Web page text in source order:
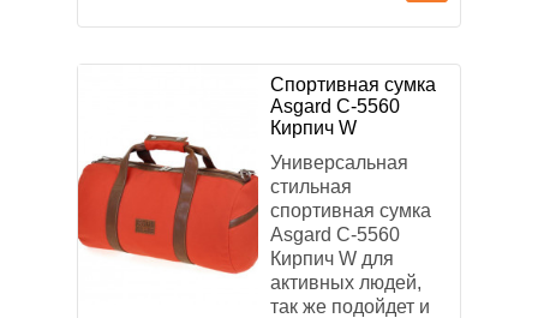
Спортивная сумка
Asgard С-5560
Кирпич W
Универсальная
стильная
спортивная сумка
Asgard С-5560
Кирпич W для
активных людей,
так же подойдет и